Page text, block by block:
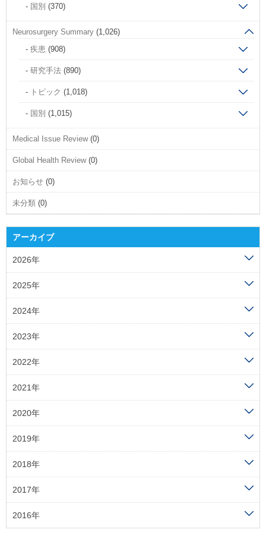
国別 (370)
Neurosurgery Summary (1,026)
疾患 (908)
研究手法 (890)
トピック (1,018)
国別 (1,015)
Medical Issue Review(0)
Global Health Review(0)
お知らせ (0)
未分類 (0)
アーカイブ
2026年
2025年
2024年
2023年
2022年
2021年
2020年
2019年
2018年
2017年
2016年